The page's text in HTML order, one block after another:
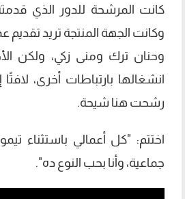
كانت المرشحة للدور الذي
وكانت الجهة المنتجة تريد
وحنان ترك ومنى زكي، ولكن
انشغالها بارتباطات أخرى،
رشحت هنا شيحة.
اختتم: "كل أعمالي باستثناء
جماعية، وأنا بحب النوع ده".